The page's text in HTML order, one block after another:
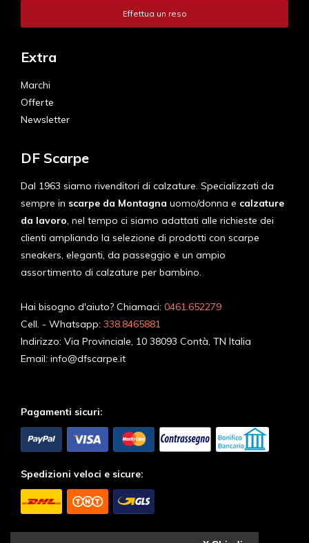
Effettua un reso
Extra
Marchi
Offerte
Newsletter
DF Scarpe
Dal 1963 siamo rivenditori di calzature. Specializzati da
sempre in scarpe da Montagna uomo/donna e calzature
da lavoro, nel tempo ci siamo adattati alle richieste dei
clienti ampliando la selezione di prodotti con scarpe
sneakers, eleganti, da passeggio e un ampio
assortimento di calzature per bambino.
Hai bisogno d'aiuto? Chiamaci: 0461.652279
Cell. - Whatsapp: 338.8465881
Indirizzo: Via Provinciale, 10 38093 Contà, TN Italia
Email: info@dfscarpe.it
Pagamenti sicuri:
Spedizioni veloci e sicure: